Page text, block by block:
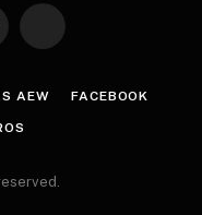
TikTok
AEW FACEBOOK